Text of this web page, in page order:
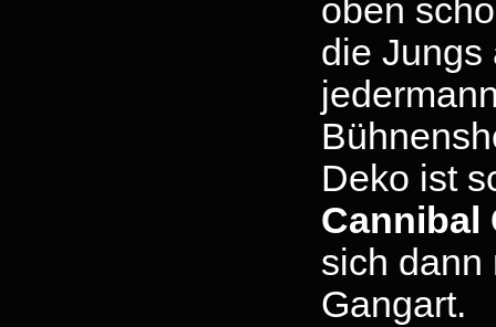
oben
die Jungs
Deko ist
Cannibal
sich dann
Gangart.